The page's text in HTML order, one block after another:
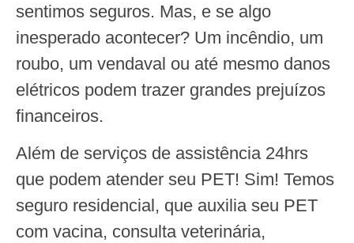
sentimos seguros. Mas, e se algo
inesperado acontecer? Um incêndio, um
roubo, um vendaval ou até mesmo danos
elétricos podem trazer grandes prejuízos
financeiros.
Além de serviços de assistência 24hrs
que podem atender seu PET! Sim! Temos
seguro residencial, que auxilia seu PET
com vacina, consulta veterinária,